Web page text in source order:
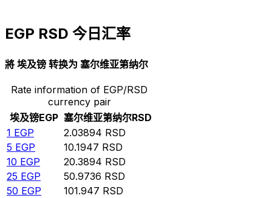
EGP RSD 今日汇率
將 埃及镑 转换为 塞尔维亚第纳尔
Rate information of EGP/RSD
currency pair
埃及镑EGP 塞尔维亚第纳尔RSD
1 EGP 2.03894 RSD
5 EGP 10.1947 RSD
10 EGP 20.3894 RSD
25 EGP 50.9736 RSD
50 EGP 101.947 RSD